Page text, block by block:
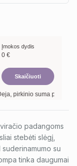
Įmokos dydis
0 €
Skaičiuoti
pirkinio suma per
padangoms
stebėti slėgį,
su
tinka daugumai